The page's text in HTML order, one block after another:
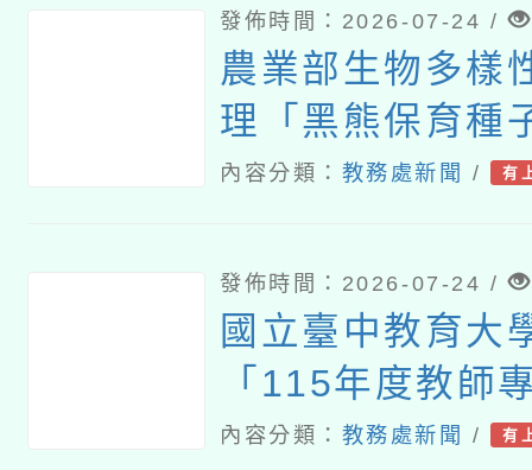
發佈時間：2026-07-24 /
農業部生物多樣
理「黑熊保育種
研習」
內容分類： 教務處新聞 / 有
發佈時間：2026-07-24 /
國立臺中教育大
「115年度教師
習—「夢的N次
內容分類： 教務處新聞 / 有